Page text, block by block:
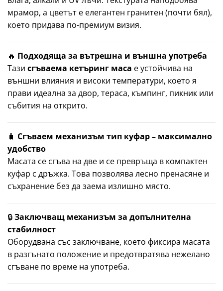
мрамор, а цветът е елегантен гранитен (почти бял),
което придава по-премиум визия.
🔥 Подходяща за вътрешна и външна употреба
Тази сгъваема кетъринг маса е устойчива на
външни влияния и високи температури, което я
прави идеална за двор, тераса, къмпинг, пикник или
събития на открито.
🧳 Сгъваем механизъм тип куфар – максимално
удобство
Масата се сгъва на две и се превръща в компактен
куфар с дръжка. Това позволява лесно пренасяне и
съхранение без да заема излишно място.
🔒Заключващ механизъм за допълнителна
стабилност
Оборудвана със заключване, което фиксира масата
в разгънато положение и предотвратява нежелано
сгъване по време на употреба.